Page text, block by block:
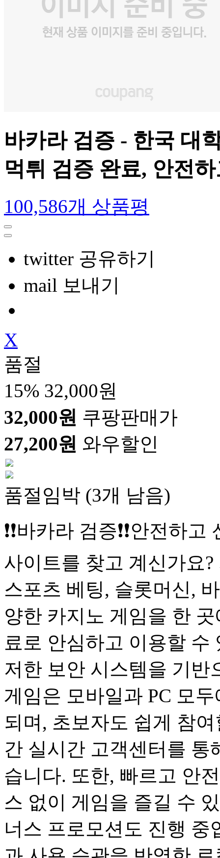
바카라 검증 - 한국 대
먹튀 검증 완료, 안전
100,586개 상품평
twitter 공유하기
mail 보내기
X
품절
15% 32,000원
32,000원 쿠팡판매가
27,200원 와우할인
품절임박 (3개 남음)
❗❗바카라 검증❗❗안전
사이트를 찾고 계신가요
스포츠 베팅, 슬롯머신,
양한 카지노 게임을 한
료로 안심하고 이용할
저한 보안 시스템을 기반
게임은 모바일과 PC 모
되며, 초보자도 쉽게 참
간 실시간 고객센터를 통
습니다. 또한, 빠르고 안
스 없이 게임을 즐길 수
너스 프로모션도 진행